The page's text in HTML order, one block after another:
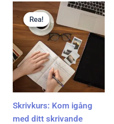
Rea!
Rea!
Skrivkurs: Kom igång
med ditt skrivande
ursprungliga
priset
var:
kr499.00.
Det
nuvarande
är:
kr199.00.